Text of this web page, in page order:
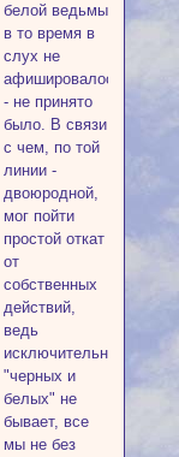
белой ведьмы
в то время в
слух не
афишировалось
- не принято
было. В связи
с чем, по той
линии -
двоюродной,
мог пойти
простой откат
от
собственных
действий,
ведь
исключительно
"черных и
белых" не
бывает, все
мы не без